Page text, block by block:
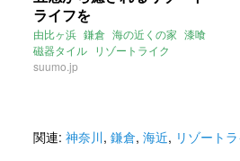
ライフを
由比ヶ浜 鎌倉 海の近くの家 漆喰
磁器タイル リゾートライク
リノベマンション
suumo.jp
関連: 神奈川, 鎌倉, 海近, リゾート